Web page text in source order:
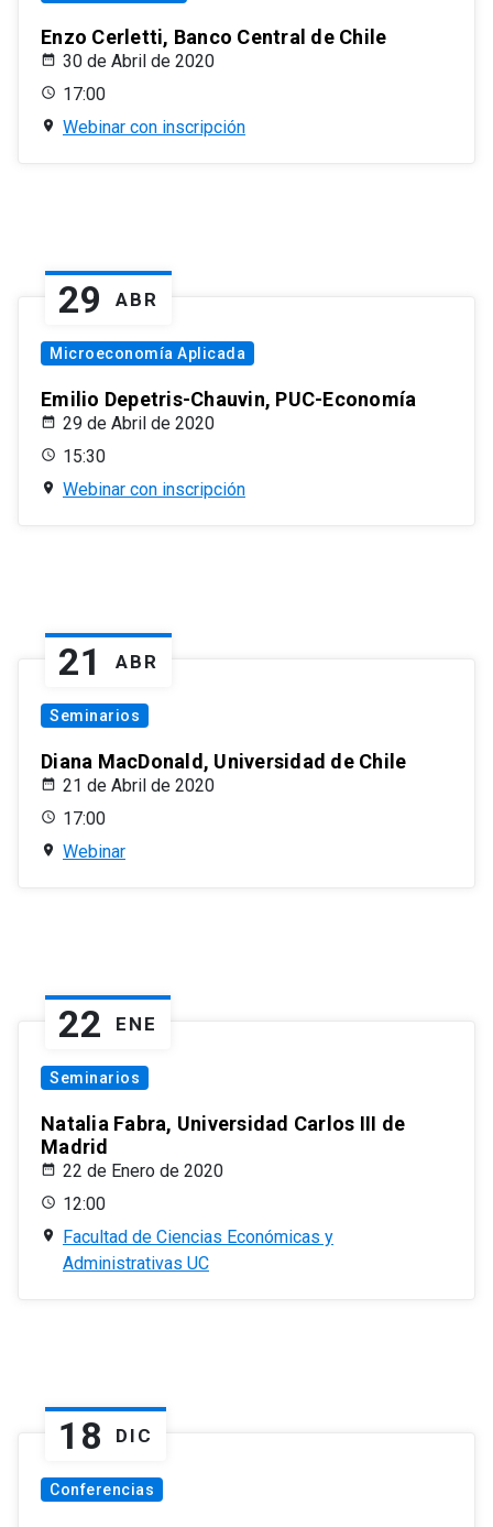
Enzo Cerletti, Banco Central de Chile
30 de Abril de 2020
17:00
Webinar con inscripción
29 ABR
Microeconomía Aplicada
Emilio Depetris-Chauvin, PUC-Economía
29 de Abril de 2020
15:30
Webinar con inscripción
21 ABR
Seminarios
Diana MacDonald, Universidad de Chile
21 de Abril de 2020
17:00
Webinar
22 ENE
Seminarios
Natalia Fabra, Universidad Carlos III de
Madrid
22 de Enero de 2020
12:00
Facultad de Ciencias Económicas y
Administrativas UC
18 DIC
Conferencias